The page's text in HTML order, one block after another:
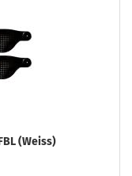
(Weiss)